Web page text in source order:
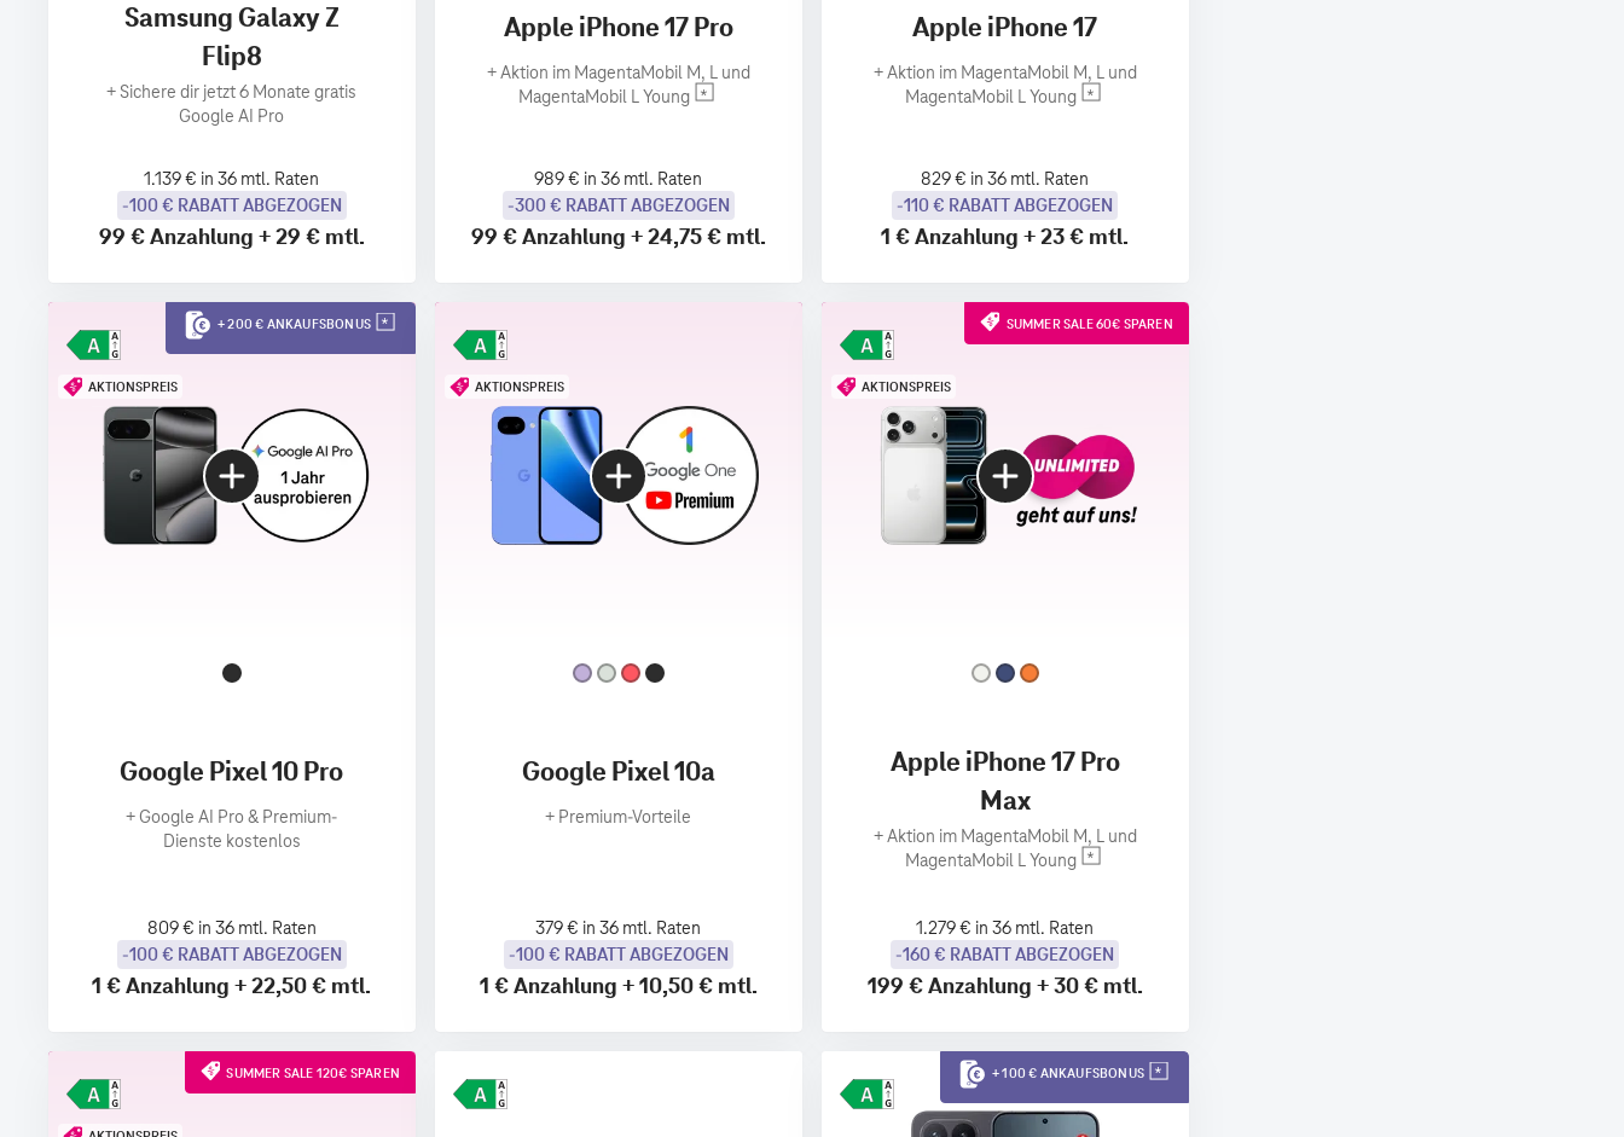
Samsung Galaxy Z
Flip8
+Sichere dir jetzt 6 Monate gratis
Google AI Pro
1.139 € in 36 mtl. Raten
-100 € RABATT ABGEZOGEN
99 €Anzahlung +29 € mtl.
Apple iPhone 17 Pro
+Aktion im MagentaMobil M, L und
MagentaMobil L Young
989 € in 36 mtl. Raten
-300 € RABATT ABGEZOGEN
99 €Anzahlung +24,75 € mtl.
Apple iPhone 17
+Aktion im MagentaMobil M, L und
MagentaMobil L Young
829 € in 36 mtl. Raten
-110 € RABATT ABGEZOGEN
1 €Anzahlung +23 € mtl.
+ 200 € ANKAUFSBONUS
AKTIONSPREIS
Google Pixel 10 Pro
+Google AI Pro & Premium-
Dienste kostenlos
809 € in 36 mtl. Raten
-100 € RABATT ABGEZOGEN
1 €Anzahlung +22,50 € mtl.
AKTIONSPREIS
Google Pixel 10a
+ Premium‑Vorteile
379 € in 36 mtl. Raten
-100 € RABATT ABGEZOGEN
1 €Anzahlung +10,50 € mtl.
SUMMER SALE 60€ SPAREN
AKTIONSPREIS
Apple iPhone 17 Pro
Max
+Aktion im MagentaMobil M, L und
MagentaMobil L Young
1.279 € in 36 mtl. Raten
-160 € RABATT ABGEZOGEN
199 €Anzahlung +30 € mtl.
SUMMER SALE 120€ SPAREN + 100 € ANKAUFSBONUS